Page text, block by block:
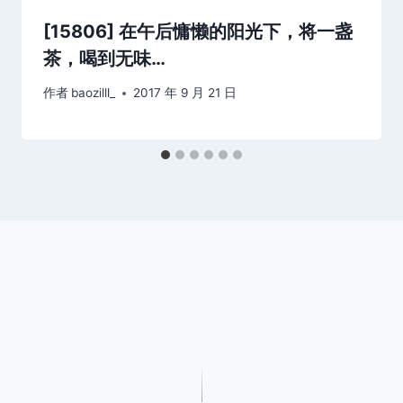
[15806] 在午后慵懒的阳光下，将一盏
茶，喝到无味…
作者 baozilll_ 2017 年 9 月 21 日